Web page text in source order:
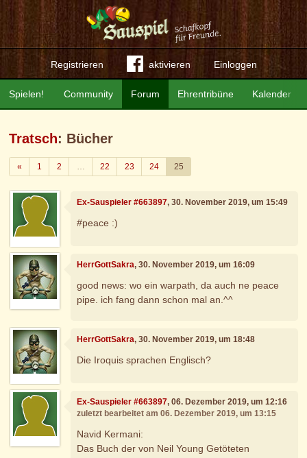
Registrieren aktivieren Einloggen
Community Forum Ehrentribüne Kalender
Spielen!
Tratsch: Bücher
«Zurück
1 2 … 22 23 24 25
Ex-Sauspieler #663897, 30. November 2019, um 15:49
#peace :)
HerrGottSakra, 30. November 2019, um 16:09
good news: wo ein warpath, da auch ne peace
pipe. ich fang dann schon mal an.^^
HerrGottSakra, 30. November 2019, um 18:48
Die Iroquis sprachen Englisch?
Ex-Sauspieler #663897, 06. Dezember 2019, um 12:16
zuletzt bearbeitet am 06. Dezember 2019, um 13:15
Navid Kermani:
Das Buch der von Neil Young Getöteten